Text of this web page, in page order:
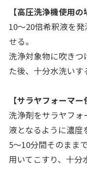
【高圧洗浄機使用の
10～20倍希釈液を
せる。
洗浄対象物に吹きつ
た後、十分水洗いす
【サラヤフォーマー
洗浄剤をサラヤフォ
液となるように濃度
5～10分間そのまま
用いてこすり、十分